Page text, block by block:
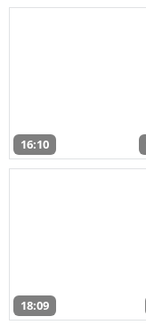
16:10
18:09